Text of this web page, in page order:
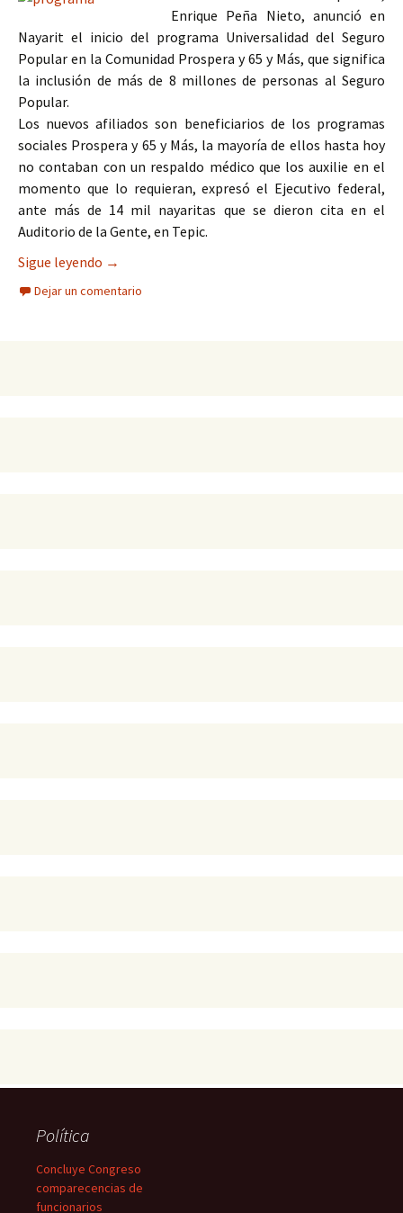
Enrique Peña Nieto, anunció en
Nayarit el inicio del programa Universalidad del Seguro
Popular en la Comunidad Prospera y 65 y Más, que significa
la inclusión de más de 8 millones de personas al Seguro
Popular.
Los nuevos afiliados son beneficiarios de los programas
sociales Prospera y 65 y Más, la mayoría de ellos hasta hoy
no contaban con un respaldo médico que los auxilie en el
momento que lo requieran, expresó el Ejecutivo federal,
ante más de 14 mil nayaritas que se dieron cita en el
Auditorio de la Gente, en Tepic.
Sigue leyendo En Nayarit anuncia Peña Nieto nuevo Programa
→
Dejar un comentario
Política
Concluye Congreso
comparecencias de
funcionarios